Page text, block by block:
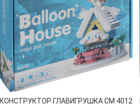
КОНСТРУКТОР ГЛАВИГРУШКА СM 4012